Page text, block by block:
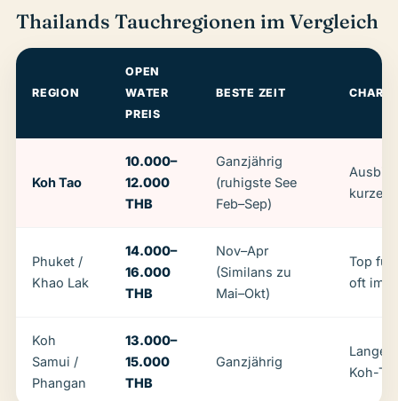
Thailands Tauchregionen im Vergleich
REGION
OPEN
WATER
PREIS
BESTE ZEIT
Koh Tao
10.000–
12.000
THB
Ganzjährig
(ruhigste See
Feb–Sep)
kurze
Phuket /
Khao Lak
14.000–
16.000
THB
Nov–Apr
(Similans zu
Mai–Okt)
Top für
oft im
Koh
Samui /
Phangan
13.000–
15.000
THB
Ganzjährig
Lange
Koh-